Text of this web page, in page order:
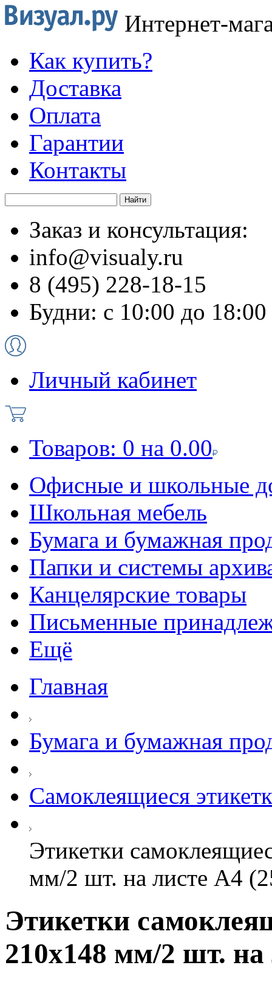
Интернет-
Как купить?
Доставка
Оплата
Гарантии
Контакты
Заказ и консультация:
info@visualy.ru
8 (495) 228-18-15
Будни: с 10:00 до 18:00
Личный кабинет
Товаров: 0 на 0.00
Офисные и школьные
Школьная мебель
Бумага и бумажная
Папки и системы
Канцелярские товары
Письменные
Ещё
Главная
Бумага и бумажная
Самоклеящиеся
Этикетки
мм/2 шт. на листе А4
Этикетки
210х148 мм/2 шт. на